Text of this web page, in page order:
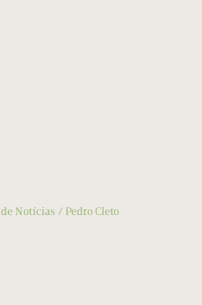
Notícias Pedro Cleto